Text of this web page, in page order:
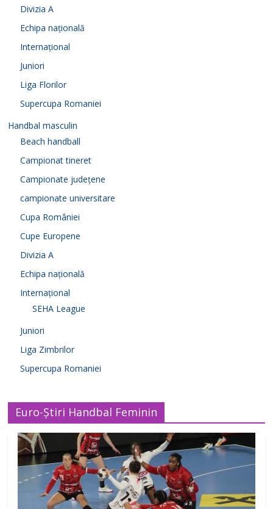
Divizia A
Echipa națională
Internațional
Juniori
Liga Florilor
Supercupa Romaniei
Handbal masculin
Beach handball
Campionat tineret
Campionate județene
campionate universitare
Cupa României
Cupe Europene
Divizia A
Echipa națională
Internațional
SEHA League
Juniori
Liga Zimbrilor
Supercupa Romaniei
Euro-Știri Handbal Feminin